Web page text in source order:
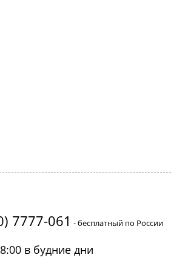
7777-061 - бесплатный по России
в будние дни